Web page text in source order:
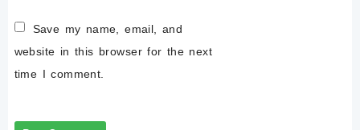
Save my name, email, and
website in this browser for the next
time I comment.